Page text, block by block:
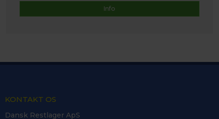
Info
KONTAKT OS
Dansk Restlager ApS